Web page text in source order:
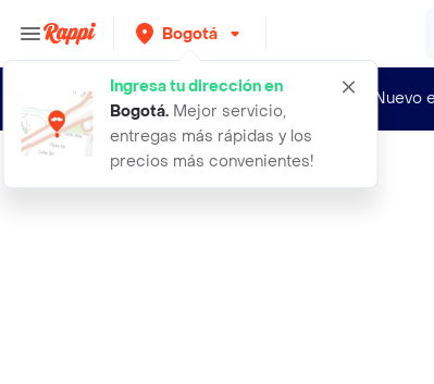
Bogotá
Ingresa tu dirección en
Bogotá. Mejor servicio,
entregas más rápidas y los
precios más convenientes!
¿Nuevo
dc comic figura de accion aquaman